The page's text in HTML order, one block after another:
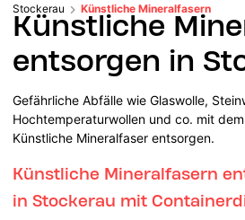
Stockerau
Künstliche Mineralfasern
Künstliche
entsorgen in
Gefährliche Abfälle wie Glaswolle,
Hochtemperaturwollen und co. mit
Künstliche Mineralfaser entsorgen.
Künstliche Mineralfasern
in Stockerau mit